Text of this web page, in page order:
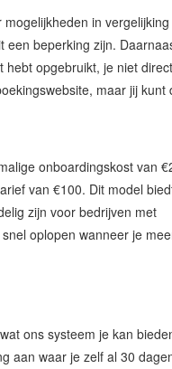
in
een beperking zijn.
hebt opgebruikt, je niet direct
maar jij kunt
onboardingskost van
van €100. Dit model
zijn voor bedrijven met
oplopen wanneer je
ons systeem je kan
aan waar je zelf al 30